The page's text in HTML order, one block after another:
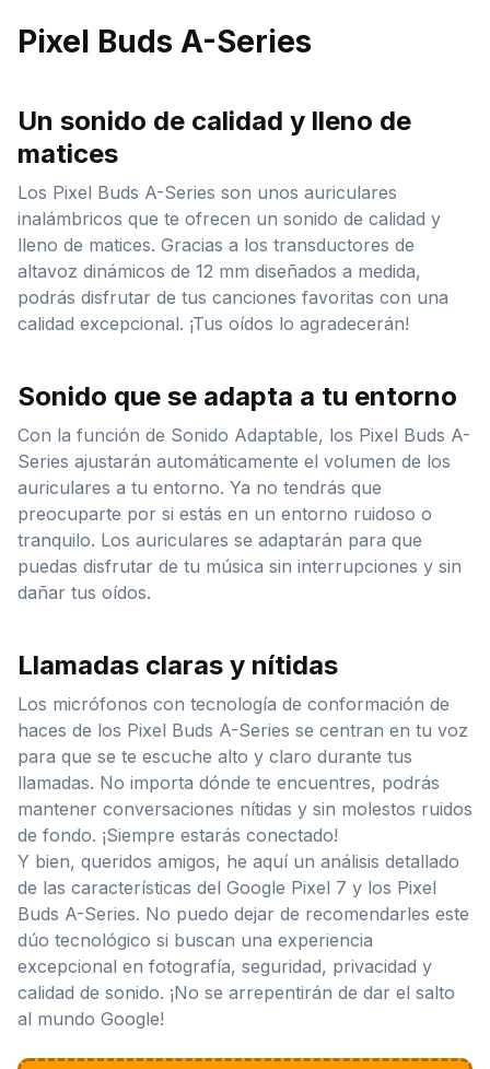
Pixel Buds A-Series
Un sonido de calidad y lleno de
matices
Los Pixel Buds A-Series son unos auriculares
inalámbricos que te ofrecen un sonido de calidad y
lleno de matices. Gracias a los transductores de
altavoz dinámicos de 12 mm diseñados a medida,
podrás disfrutar de tus canciones favoritas con una
calidad excepcional. ¡Tus oídos lo agradecerán!
Sonido que se adapta a tu entorno
Con la función de Sonido Adaptable, los Pixel Buds A-
Series ajustarán automáticamente el volumen de los
auriculares a tu entorno. Ya no tendrás que
preocuparte por si estás en un entorno ruidoso o
tranquilo. Los auriculares se adaptarán para que
puedas disfrutar de tu música sin interrupciones y sin
dañar tus oídos.
Llamadas claras y nítidas
Los micrófonos con tecnología de conformación de
haces de los Pixel Buds A-Series se centran en tu voz
para que se te escuche alto y claro durante tus
llamadas. No importa dónde te encuentres, podrás
mantener conversaciones nítidas y sin molestos ruidos
de fondo. ¡Siempre estarás conectado!
Y bien, queridos amigos, he aquí un análisis detallado
de las características del Google Pixel 7 y los Pixel
Buds A-Series. No puedo dejar de recomendarles este
dúo tecnológico si buscan una experiencia
excepcional en fotografía, seguridad, privacidad y
calidad de sonido. ¡No se arrepentirán de dar el salto
al mundo Google!